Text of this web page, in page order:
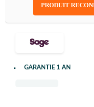
GARANTIE 1 AN
PRODUIT